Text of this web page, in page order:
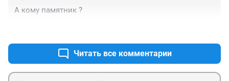
А кому памятник ?
Читать все комментарии